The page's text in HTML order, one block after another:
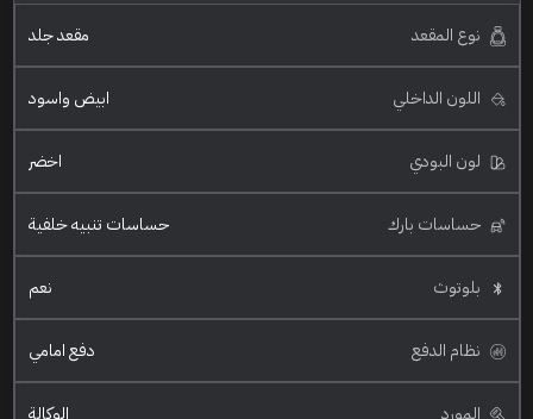
نوع المقعد مقعد جلد
اللون الداخلي ابيض واسود
لون البودي اخضر
حساسات بارك حساسات تنبيه خلفية
بلوتوث نعم
نظام الدفع دفع امامي
المورد الوكالة